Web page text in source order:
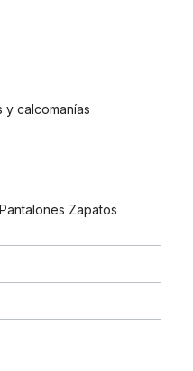
y calcomanías
Zapatos